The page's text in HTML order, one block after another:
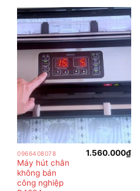
0966408078
Máy hút chân
không bán
công nghiệp
1.560.000₫